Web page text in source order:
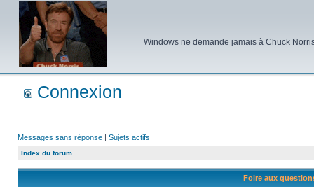
Windows ne demande jamais à Chuck
Connexion
Messages sans réponse | Sujets actifs
Index du forum
Foire aux